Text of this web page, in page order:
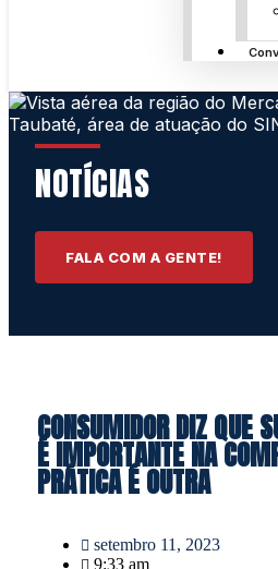
NOTÍCIAS
FALA COM A GENTE!
CONSUMIDOR DIZ QUE
É IMPORTANTE NA
PRÁTICA É OUTRA
setembro 11, 2023
9:33 am